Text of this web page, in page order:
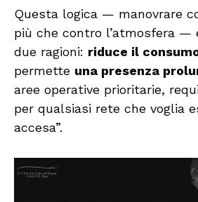
Questa logica — manovrare
più che contro l’atmosfera —
due ragioni: riduce il
permette una presenza
aree operative prioritarie,
per qualsiasi rete che voglia
accesa”.